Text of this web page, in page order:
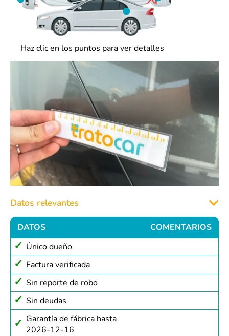
Haz clic en los puntos para ver detalles
Datos relevantes
DATOS
COMENTARIOS
Único dueño
Factura verificada
Sin reporte de robo
Sin deudas
Garantía de fábrica hasta
2026-12-16